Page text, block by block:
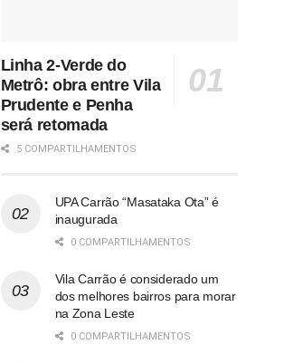
Linha 2-Verde do
Metrô: obra entre Vila
Prudente e Penha
será retomada
5 COMPARTILHAMENTOS
UPA Carrão “Masataka Ota” é
inaugurada
0 COMPARTILHAMENTOS
Vila Carrão é considerado um
dos melhores bairros para morar
na Zona Leste
0 COMPARTILHAMENTOS